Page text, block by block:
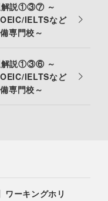
解説①③⑦ ～
IELTSなど
専門校～
解説①③⑥ ～
IELTSなど
専門校～
ワーキングホリ